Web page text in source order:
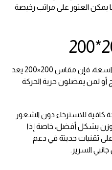
يمكن العثور على مراتب رخيصة
إذا كنت تبحث عن مساحة نوم واسعة، فإن مقاس 200×200 يعد
أو لمن يفضلون حرية الحركة
للاسترخاء دون الشعور
بشكل أفضل، خاصة إذا
تقنيات حديثة في دعم
السرير.